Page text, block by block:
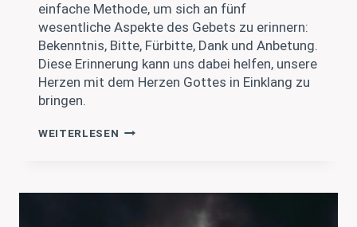
einfache Methode, um sich an fünf
wesentliche Aspekte des Gebets zu erinnern:
Bekenntnis, Bitte, Fürbitte, Dank und Anbetung.
Diese Erinnerung kann uns dabei helfen, unsere
Herzen mit dem Herzen Gottes in Einklang zu
bringen.
WEITERLESEN INSPIRATION: